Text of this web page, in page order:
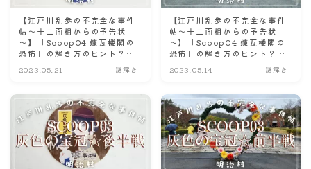
【江戸川乱歩の不完全な事件
帖～十二面相からの予告状
～】「Scoop04 煉瓦楼閣の
恐怖」の解き方のヒント？と
想☆後半戦☆
2023.05.21 謎解き
【江戸川乱歩の不完全な事件
帖～十二面相からの予告状
～】「Scoop04 煉瓦楼閣の
恐怖」の解き方のヒント？と
想☆前半戦☆
2023.05.14 謎解き